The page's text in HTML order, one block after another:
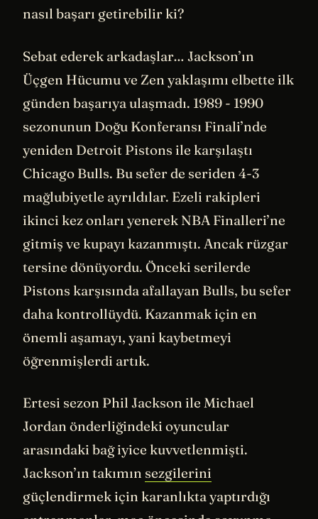
nasıl başarı getirebilir ki?
Sebat ederek arkadaşlar… Jackson’ın
Üçgen Hücumu ve Zen yaklaşımı elbette ilk
günden başarıya ulaşmadı. 1989 - 1990
sezonunun Doğu Konferansı Finali’nde
yeniden Detroit Pistons ile karşılaştı
Chicago Bulls. Bu sefer de seriden 4-3
mağlubiyetle ayrıldılar. Ezeli rakipleri
ikinci kez onları yenerek NBA Finalleri’ne
gitmiş ve kupayı kazanmıştı. Ancak rüzgar
tersine dönüyordu. Önceki serilerde
Pistons karşısında afallayan Bulls, bu sefer
daha kontrollüydü. Kazanmak için en
önemli aşamayı, yani kaybetmeyi
öğrenmişlerdi artık.
Ertesi sezon Phil Jackson ile Michael
Jordan önderliğindeki oyuncular
arasındaki bağ iyice kuvvetlenmişti.
Jackson’ın takımın sezgilerini
güçlendirmek için karanlıkta yaptırdığı